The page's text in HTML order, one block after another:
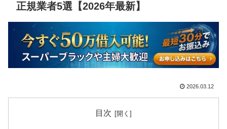
正規業者5選【2026年最新】
2026.03.12
目次